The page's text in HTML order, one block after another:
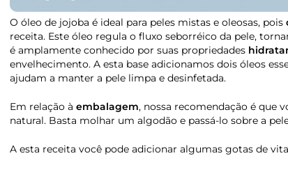
O óleo de jojoba é ideal para peles mistas e oleosas, pois
receita. Este óleo regula o fluxo seborréico da pele,
é amplamente conhecido por suas propriedades
envelhecimento. A esta base adicionamos dois óleos
ajudam a manter a pele limpa e desinfetada.
Em relação à embalagem, nossa recomendação é que
natural. Basta molhar um algodão e passá-lo sobre a
A esta receita você pode adicionar algumas gotas de